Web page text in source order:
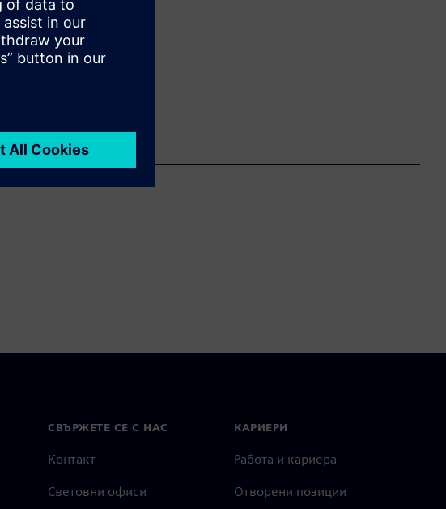
СВЪРЖЕТЕ СЕ С НАС
Контакт
Световни офиси
КАРИЕРИ
Работа и кариера
Отворени позиции